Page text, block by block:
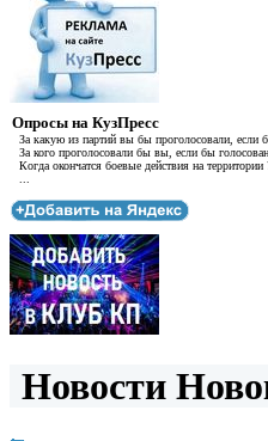
Опросы на КузПресс
За какую из партий вы бы проголосовали, если
За кого проголосовали бы вы, если бы
Когда окончатся боевые действия на
Новости